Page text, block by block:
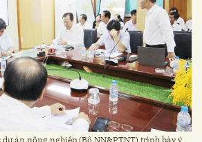
án nông nghiệp (Bộ NN&PTNT) trình bày ý